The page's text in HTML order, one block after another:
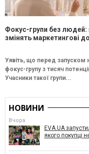
Фокус-групи без людей:
змінять маркетингові
Уявіть, що перед запуском
фокус-групу з тисяч
Учасники такої групи...
НОВИНИ
Вчора
EVA.UA
якого покупці